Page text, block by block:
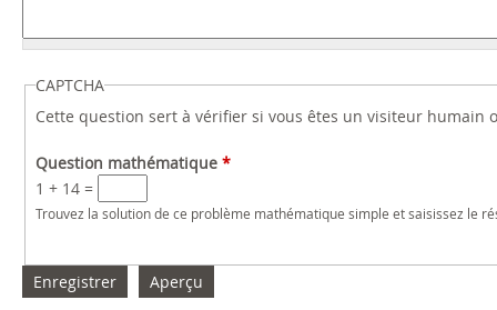
CAPTCHA
Cette question sert à vérifier si vous êtes un visiteur
Question mathématique *
1 + 14 =
Trouvez la solution de ce problème mathématique simple et saisissez le